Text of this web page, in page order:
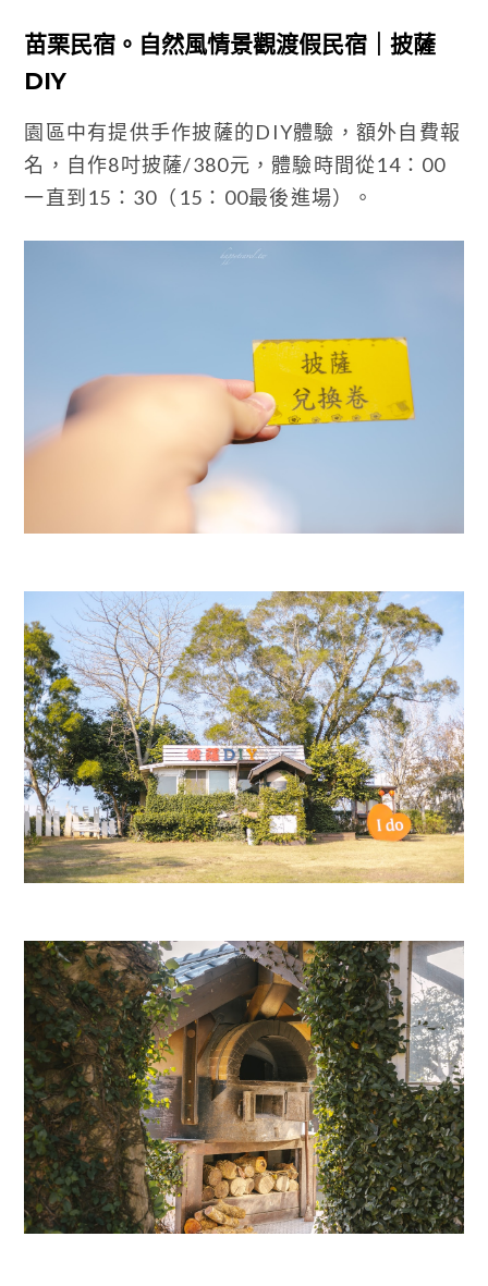
苗栗民宿。自然風情景觀渡假民宿｜披薩
DIY
園區中有提供手作披薩的DIY體驗，額外自費報
名，自作8吋披薩/380元，體驗時間從14：00
一直到15：30（15：00最後進場）。